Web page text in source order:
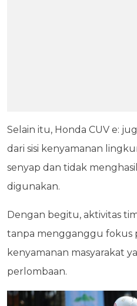
Selain itu, Honda CUV e:
dari sisi kenyamanan
senyap dan tidak
digunakan.
Dengan begitu, aktivitas
tanpa mengganggu fokus
kenyamanan masyarakat
perlombaan.